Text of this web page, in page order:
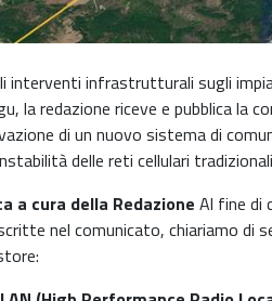
interventi infrastrutturali sugli
la redazione riceve e pubblica la
di un nuovo sistema di
delle reti cellulari
a cura della Redazione Al fine di
nel comunicato, chiariamo di